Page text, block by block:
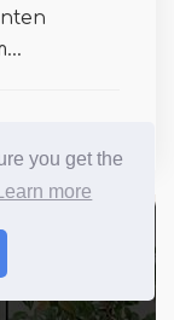
you get the
Learn more
mit